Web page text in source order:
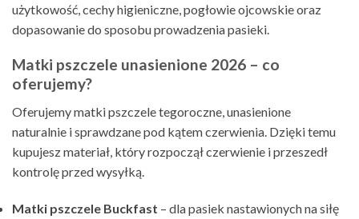
użytkowość, cechy higieniczne, pogłowie ojcowskie oraz
dopasowanie do sposobu prowadzenia pasieki.
Matki pszczele unasienione 2026 – co
oferujemy?
Oferujemy matki pszczele tegoroczne, unasienione
naturalnie i sprawdzane pod kątem czerwienia. Dzięki temu
kupujesz materiał, który rozpoczął czerwienie i przeszedł
kontrolę przed wysyłką.
Matki pszczele Buckfast – dla pasiek nastawionych na siłę